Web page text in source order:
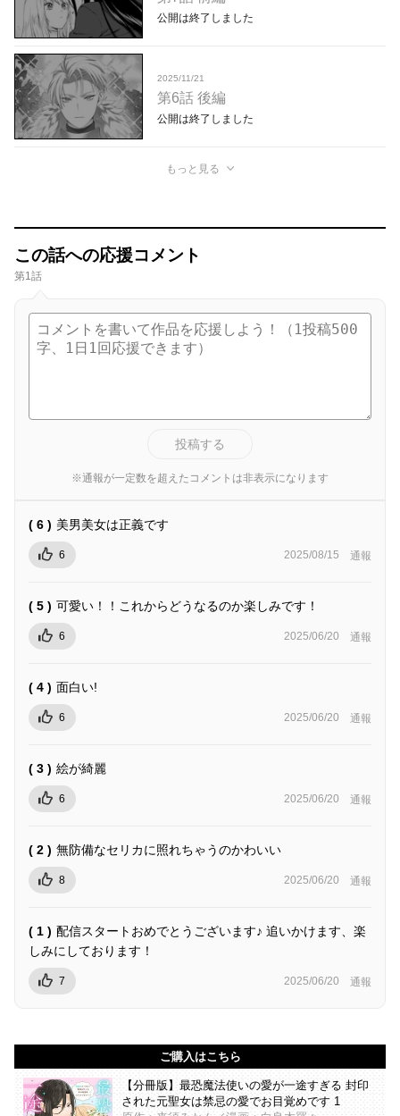
公開は終了しました
2025/11/21
第6話 後編
公開は終了しました
もっと見る
この話への応援コメント
第1話
投稿する
※通報が一定数を超えたコメントは非表示になります
( 6 ) 美男美女は正義です
6 2025/08/15 通報
( 5 ) 可愛い！！これからどうなるのか楽しみです！
6 2025/06/20 通報
( 4 ) 面白い!
6 2025/06/20 通報
( 3 ) 絵が綺麗
6 2025/06/20 通報
( 2 ) 無防備なセリカに照れちゃうのかわいい
8 2025/06/20 通報
( 1 ) 配信スタートおめでとうございます♪ 追いかけます、楽
しみにしております！
7 2025/06/20 通報
ご購入はこちら
【分冊版】最恐魔法使いの愛が一途すぎる 封印
された元聖女は禁忌の愛でお目覚めです 1